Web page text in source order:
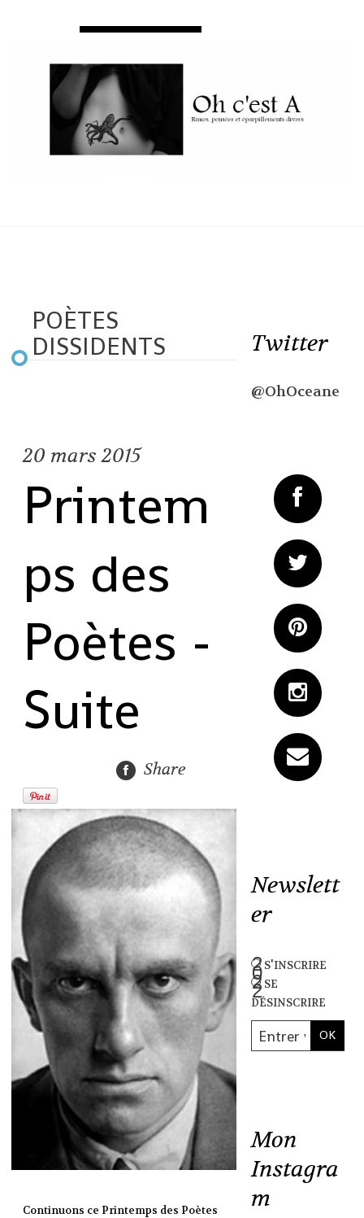
POÈTES
DISSIDENTS
20 mars 2015
Printem
ps des
Poètes -
Suite
Share
Continuons ce Printemps des Poètes
Twitter
@OhOceane
Newslett
er
s'inscrire
se
désinscrire
Mon
Instagra
m